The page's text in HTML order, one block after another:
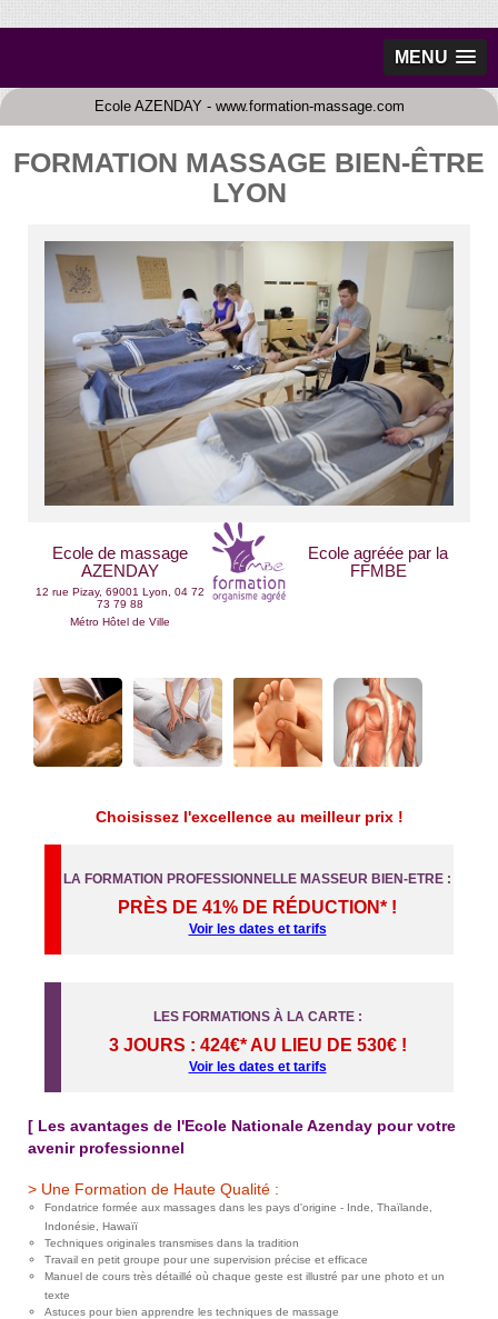
MENU
Ecole AZENDAY - www.formation-massage.com
FORMATION MASSAGE BIEN-ÊTRE
LYON
Ecole de massage
AZENDAY
12 rue Pizay, 69001 Lyon, 04 72
73 79 88
Métro Hôtel de Ville
Ecole agréée par la
FFMBE
Choisissez l'excellence au meilleur prix !
LA FORMATION PROFESSIONNELLE MASSEUR BIEN-ETRE :
PRÈS DE 41% DE RÉDUCTION* !
Voir les dates et tarifs
LES FORMATIONS À LA CARTE :
3 JOURS : 424€* AU LIEU DE 530€ !
Voir les dates et tarifs
[ Les avantages de l'Ecole Nationale Azenday pour votre
avenir professionnel
> Une Formation de Haute Qualité :
Fondatrice formée aux massages dans les pays d'origine - Inde, Thaïlande,
Indonésie, Hawaïï
Techniques originales transmises dans la tradition
Travail en petit groupe pour une supervision précise et efficace
Manuel de cours très détaillé où chaque geste est illustré par une photo et un
texte
Astuces pour bien apprendre les techniques de massage